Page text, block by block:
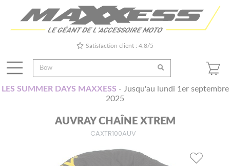
Satisfaction client : 4.8/5
LES SUMMER DAYS MAXXESS - Jusqu'au lundi 1er septembre
2025
AUVRAY CHAÎNE XTREM
CAXTR100AUV